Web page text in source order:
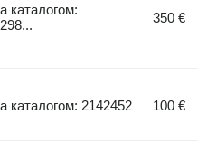
каталогом:
350 €
каталогом: 2142452 100 €